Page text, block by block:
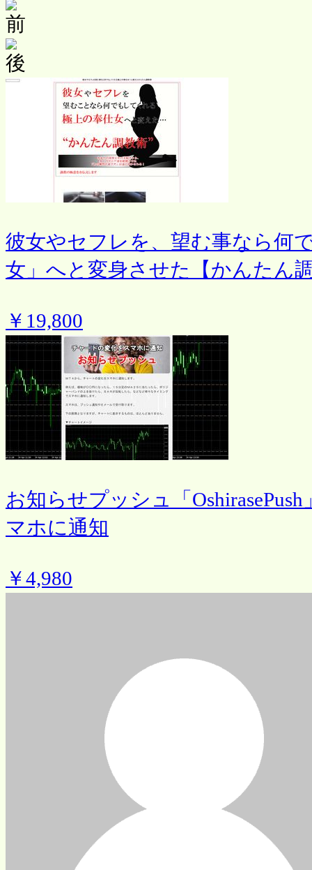
彼女やセフレを、望む事なら何
女」へと変身させた【かんたん
￥19,800
お知らせプッシュ「
マホに通知
￥4,980